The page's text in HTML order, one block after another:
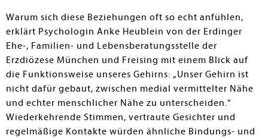
Warum sich diese Beziehungen oft so echt anfühlen,
erklärt Psychologin Anke Heublein von der Erdinger
Ehe-, Familien- und Lebensberatungsstelle der
Erzdiözese München und Freising mit einem Blick auf
die Funktionsweise unseres Gehirns: „Unser Gehirn ist
nicht dafür gebaut, zwischen medial vermittelter Nähe
und echter menschlicher Nähe zu unterscheiden.“
Wiederkehrende Stimmen, vertraute Gesichter und
regelmäßige Kontakte würden ähnliche Bindungs- und